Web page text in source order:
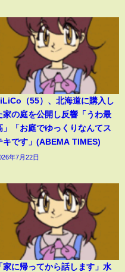
（55）、北海道に購入し
家の庭を公開し反響「うわ最
」「お庭でゆっくりなんてス
キです」(ABEMA TIMES)
年7月22日
家に帰ってから話します」水